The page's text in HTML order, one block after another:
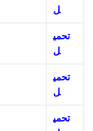
ل
تحمي
ل
تحمي
ل
تحمي